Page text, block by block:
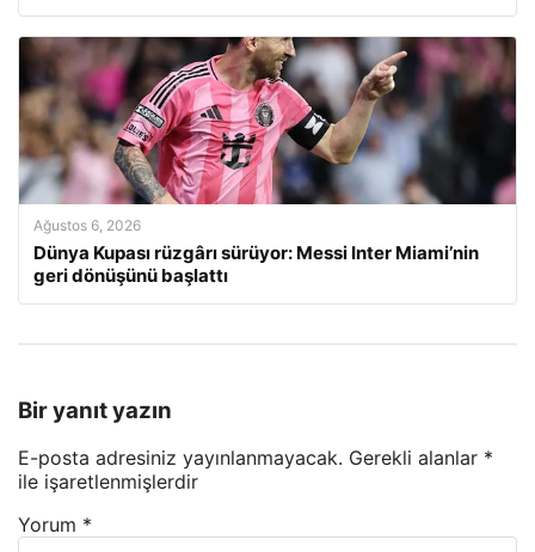
Ağustos 6, 2026
Dünya Kupası rüzgârı sürüyor: Messi Inter Miami’nin
geri dönüşünü başlattı
Bir yanıt yazın
E-posta adresiniz yayınlanmayacak. Gerekli alanlar *
ile işaretlenmişlerdir
Yorum *